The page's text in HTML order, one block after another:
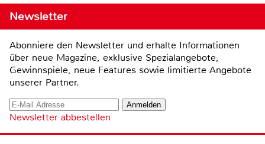
Newsletter
Abonniere den Newsletter und erhalte Informationen
über neue Magazine, exklusive Spezialangebote,
Gewinnspiele, neue Features sowie limitierte Angebote
unserer Partner.
Newsletter abbestellen